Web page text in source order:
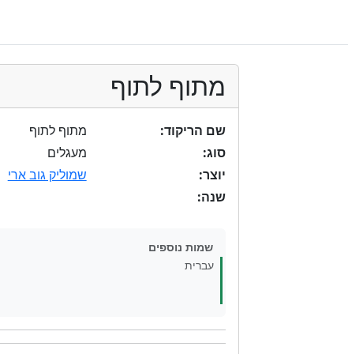
מתוף לתוף
שם הריקוד:
מתוף לתוף
סוג:
מעגלים
יוצר:
שמוליק גוב ארי
שנה:
שמות נוספים
עברית